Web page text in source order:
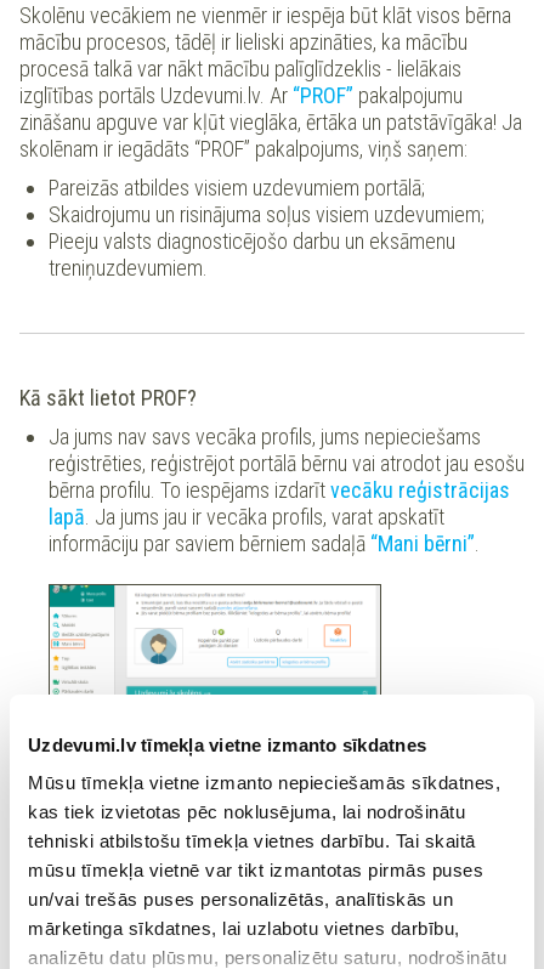
Uzdevumi.lv tīmekļa vietne izmanto sīkdatnes
Mūsu tīmekļa vietne izmanto nepieciešamās sīkdatnes,
kas tiek izvietotas pēc noklusējuma, lai nodrošinātu
tehniski atbilstošu tīmekļa vietnes darbību. Tai skaitā
mūsu tīmekļa vietnē var tikt izmantotas pirmās puses
un/vai trešās puses personalizētās, analītiskās un
mārketinga sīkdatnes, lai uzlabotu vietnes darbību,
analizētu datu plūsmu, personalizētu saturu, nodrošinātu
Skolēnu vecākiem ne vienmēr ir iespēja būt klāt visos bērna
mācību procesos, tādēļ ir lieliski apzināties, ka mācību
procesā talkā var nākt mācību palīglīdzeklis - lielākais
izglītības portāls Uzdevumi.lv. Ar “PROF” pakalpojumu
zināšanu apguve var kļūt vieglāka, ērtāka un patstāvīgāka! Ja
skolēnam ir iegādāts “PROF” pakalpojums, viņš saņem:
Pareizās atbildes visiem uzdevumiem portālā;
Skaidrojumu un risinājuma soļus visiem uzdevumiem;
Pieeju valsts diagnosticējošo darbu un eksāmenu
treniņuzdevumiem.
Kā sākt lietot PROF?
Ja jums nav savs vecāka profils, jums nepieciešams
reģistrēties, reģistrējot portālā bērnu vai atrodot jau esošu
bērna profilu. To iespējams izdarītvecāku reģistrācijas
lapā . Ja jums jau ir vecāka profils, varat apskatīt
informāciju par saviem bērniem sadaļā “Mani bērni”
Informāciju atradīsiet arī kreisās joslas sadaļā"PROF"
sadaļā "Mans profils - Abonementi un produkti". Ja
jūsu skola bērnam jau nodrošina “PROF” pakalpojumu, tad
tas Jums rādīsies aktīvs jebkurā no vietām, kas ataino
“PROF” pakalpojumu.